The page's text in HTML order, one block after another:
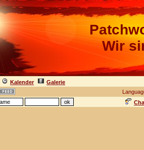
Wir
Kalender
Galerie